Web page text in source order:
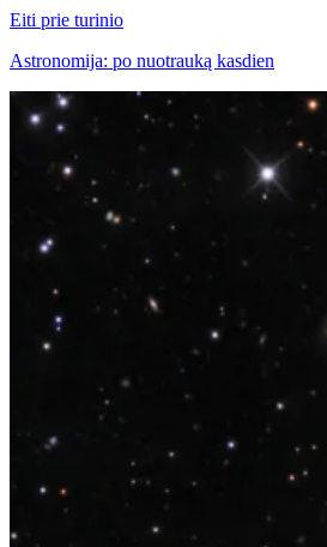
Eiti prie turinio
Astronomija: po nuotrauką kasdien